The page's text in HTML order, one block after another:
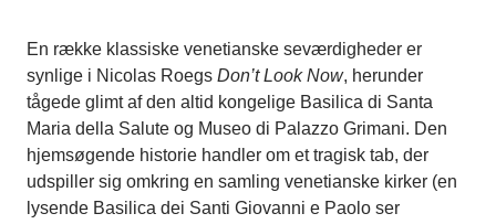
En række klassiske venetianske seværdigheder er
synlige i Nicolas Roegs Don’t Look Now, herunder
tågede glimt af den altid kongelige Basilica di Santa
Maria della Salute og Museo di Palazzo Grimani. Den
hjemsøgende historie handler om et tragisk tab, der
udspiller sig omkring en samling venetianske kirker (en
lysende Basilica dei Santi Giovanni e Paolo ser